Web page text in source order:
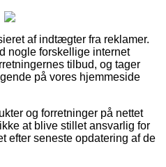
af indtægter fra reklamer.
nogle forskellige internet
tilbud, og tager
på vores hjemmeside
og forretninger på nettet
at blive stillet ansvarlig for
efter seneste opdatering af de